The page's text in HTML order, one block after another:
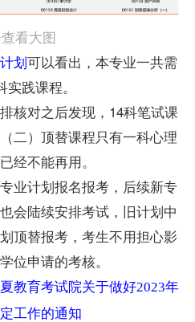
看大图
划可以看出，本专业一共需
践课程。
核对之后发现，14科笔试课
二）顶替课程只有一科心理
经不能再用。
业计划报名报考，后续新专
会陆续安排考试，旧计划中
顶替报考，考生不用担心影
位申请的考核。
教育考试院关于做好2023年
工作的通知